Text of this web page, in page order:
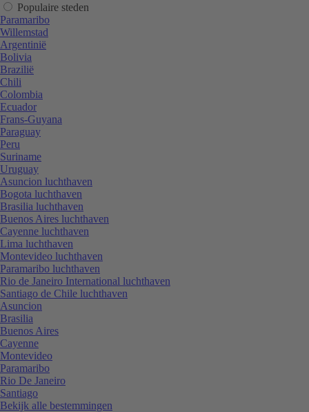
Populaire steden
Paramaribo
Willemstad
Argentinië
Bolivia
Brazilië
Chili
Colombia
Ecuador
Frans-Guyana
Paraguay
Peru
Suriname
Uruguay
Asuncion luchthaven
Bogota luchthaven
Brasilia luchthaven
Buenos Aires luchthaven
Cayenne luchthaven
Lima luchthaven
Montevideo luchthaven
Paramaribo luchthaven
Rio de Janeiro International luchthaven
Santiago de Chile luchthaven
Asuncion
Brasilia
Buenos Aires
Cayenne
Montevideo
Paramaribo
Rio De Janeiro
Santiago
Bekijk alle bestemmingen